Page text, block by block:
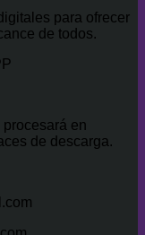
para ofrecer
de todos.
en
de descarga.